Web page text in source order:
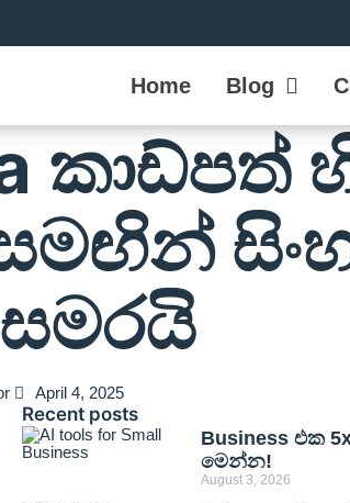
Home Blog
April 4, 2025
Recent posts
Business එක
මෙන්න!
August 3, 2026